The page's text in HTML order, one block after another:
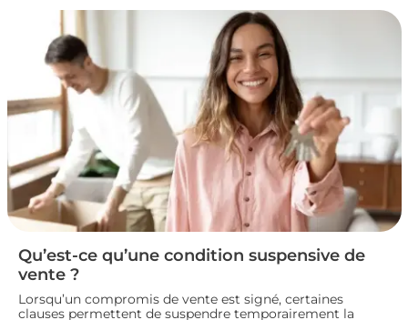
votre mode de vente immobilière.
Qu’est-ce qu’une condition suspensive de
vente ?
Lorsqu’un compromis de vente est signé, certaines
clauses permettent de suspendre temporairement la